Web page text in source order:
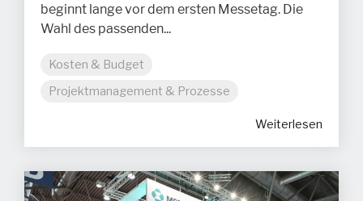
beginnt lange vor dem ersten Messetag. Die
Wahl des passenden...
Kosten & Budget
Projektmanagement & Prozesse
Weiterlesen